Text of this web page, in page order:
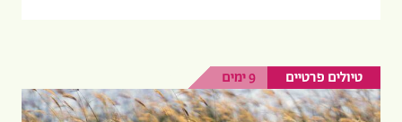
טיולים פרטיים 9 ימים